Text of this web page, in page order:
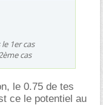
1er cas
cas
le 0.75 de tes
ce le potentiel au